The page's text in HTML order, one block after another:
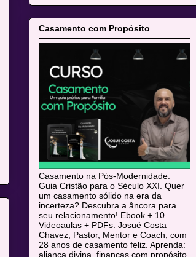
Casamento com Propósito
Casamento na Pós-Modernidade:
Guia Cristão para o Século XXI. Quer
um casamento sólido na era da
incerteza? Descubra a âncora para
seu relacionamento! Ebook + 10
Videoaulas + PDFs. Josué Costa
Chavez, Pastor, Mentor e Coach, com
28 anos de casamento feliz. Aprenda:
aliança divina, finanças com propósito,